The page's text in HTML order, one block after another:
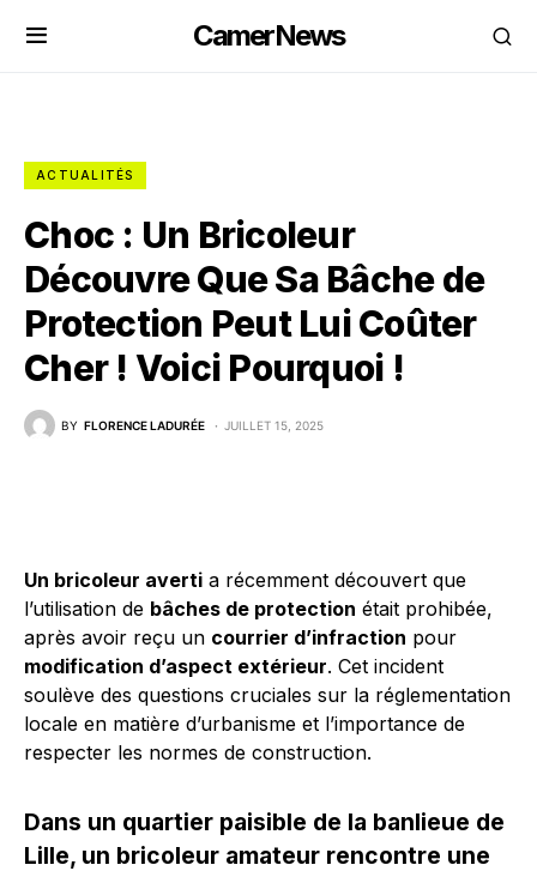
CamerNews
ACTUALITÉS
Choc : Un Bricoleur
Découvre Que Sa Bâche de
Protection Peut Lui Coûter
Cher ! Voici Pourquoi !
BY FLORENCE LADURÉE JUILLET 15, 2025
Un bricoleur averti a récemment découvert que
l’utilisation de bâches de protection était prohibée,
après avoir reçu un courrier d’infraction pour
modification d’aspect extérieur. Cet incident
soulève des questions cruciales sur la réglementation
locale en matière d’urbanisme et l’importance de
respecter les normes de construction.
Dans un quartier paisible de la banlieue de
Lille, un bricoleur amateur rencontre une